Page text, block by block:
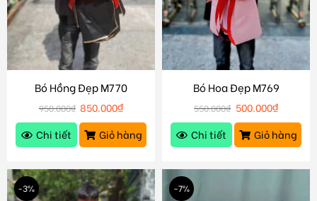
Bó Hồng Đẹp M770
950.000₫ 850.000₫
Chi tiết
Giỏ hàng
Bó Hoa Đẹp M769
550.000₫ 500.000₫
Chi tiết
Giỏ hàng
-3% -7%